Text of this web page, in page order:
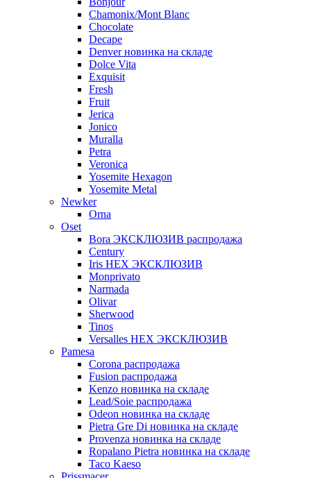
Chamonix/Mont Blanc
Chocolate
Decape
Denver новинка на складе
Dolce Vita
Exquisit
Fresh
Fruit
Jerica
Jonico
Muralla
Petra
Veroniсa
Yosemite Hexagon
Yosemite Metal
Newker
Orna
Oset
Bora ЭКСКЛЮЗИВ распродажа
Century
Iris HEX ЭКСКЛЮЗИВ
Monprivato
Narmada
Olivar
Sherwood
Tinos
Versalles HEX ЭКСКЛЮЗИВ
Pamesa
Corona распродажа
Fusion распродажа
Kenzo новинка на складе
Lead/Soie распродажа
Odeon новинка на складе
Pietra Gre Di новинка на складе
Provenza новинка на складе
Ropalano Pietra новинка на складе
Taco Kaeso